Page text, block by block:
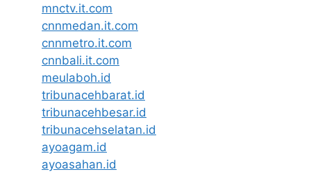
mnctv.it.com
cnnmedan.it.com
cnnmetro.it.com
cnnbali.it.com
meulaboh.id
tribunacehbarat.id
tribunacehbesar.id
tribunacehselatan.id
ayoagam.id
ayoasahan.id